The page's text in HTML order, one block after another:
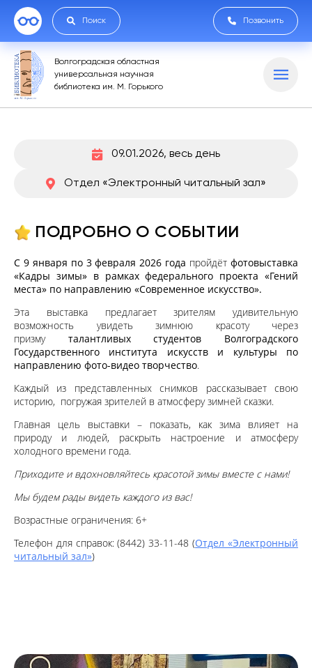
Поиск Позвонить
Волгоградская областная
универсальная научная
библиотека им. М. Горького
09.01.2026, весь день
Отдел «Электронный читальный зал»
ПОДРОБНО О СОБЫТИИ
С 9 января по 3 февраля 2026 года пройдётфотовыставка
«Кадры зимы» в рамках федерального проекта «Гений
места» по направлению «Современное искусство».
Эта выставка предлагает зрителям удивительную
возможность увидеть зимнюю красоту через
призму талантливых студентов Волгоградского
Государственного института искусств и культуры по
направлению фото-видео творчество.
Каждый из представленных снимков рассказывает свою
историю, погружая зрителей в атмосферу зимней сказки.
Главная цель выставки – показать, как зима влияет на
природу и людей, раскрыть настроение и атмосферу
холодного времени года.
Приходите и вдохновляйтесь красотой зимы вместе с нами!
Мы будем рады видеть каждого из вас!
Возрастные ограничения: 6+
Телефон для справок: (8442) 33-11-48 (Отдел «Электронный
читальный зал»)